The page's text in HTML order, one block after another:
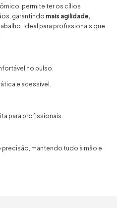
permite ter os cílios
garantindo mais agilidade,
Ideal para profissionais que
no pulso.
e acessível.
para profissionais.
mantendo tudo à mão e